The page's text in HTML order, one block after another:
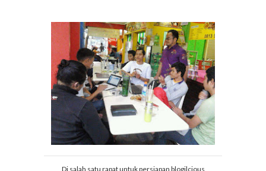
Di salah satu rapat untuk persiapan blogilcious